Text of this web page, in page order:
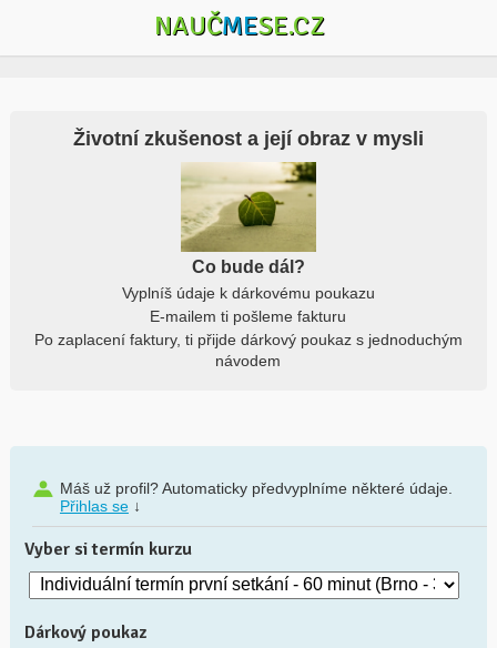
NAUČMESE.CZ
Životní zkušenost a její obraz v mysli
Co bude dál?
Vyplníš údaje k dárkovému poukazu
E-mailem ti pošleme fakturu
Po zaplacení faktury, ti přijde dárkový poukaz s jednoduchým
návodem
Máš už profil? Automaticky předvyplníme některé údaje.
Přihlas se↓
Vyber si termín kurzu
Dárkový poukaz